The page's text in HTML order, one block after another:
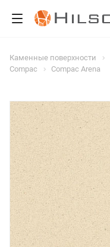
Каменные поверхности
Compac
Compac Arena